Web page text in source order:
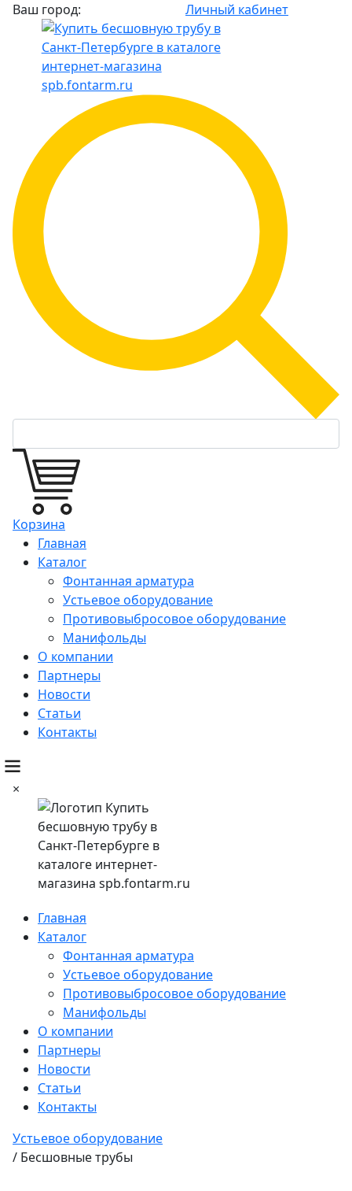
Ваш город: Личный кабинет
Корзина
Главная
Каталог
Фонтанная арматура
Устьевое оборудование
Противовыбросовое оборудование
Манифольды
О компании
Партнеры
Новости
Статьи
Контакты
×
Главная
Каталог
Фонтанная арматура
Устьевое оборудование
Противовыбросовое оборудование
Манифольды
О компании
Партнеры
Новости
Статьи
Контакты
Устьевое оборудование
/ Бесшовные трубы